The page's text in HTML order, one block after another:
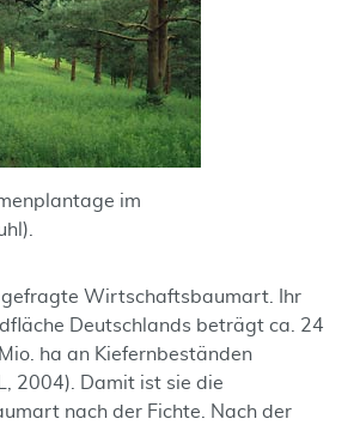
im
gefragte Wirtschaftsbaumart. Ihr
Deutschlands beträgt ca. 24
ha an Kiefernbeständen
2004). Damit ist sie die
nach der Fichte. Nach der